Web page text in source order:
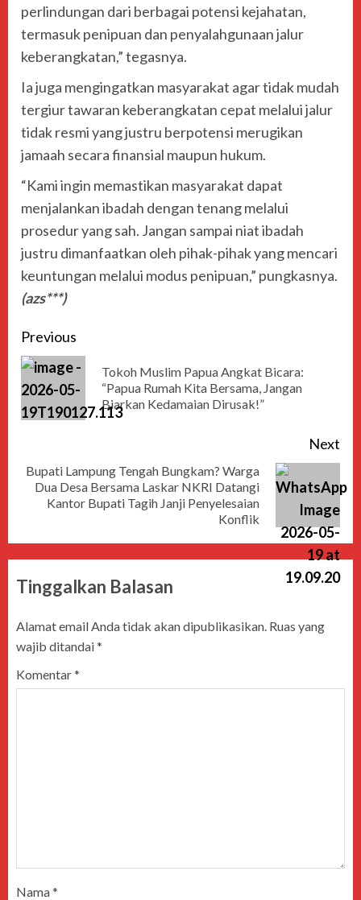
perlindungan dari berbagai potensi kejahatan,
termasuk penipuan dan penyalahgunaan jalur
keberangkatan,” tegasnya.
Ia juga mengingatkan masyarakat agar tidak mudah
tergiur tawaran keberangkatan cepat melalui jalur
tidak resmi yang justru berpotensi merugikan
jamaah secara finansial maupun hukum.
“Kami ingin memastikan masyarakat dapat
menjalankan ibadah dengan tenang melalui
prosedur yang sah. Jangan sampai niat ibadah
justru dimanfaatkan oleh pihak-pihak yang mencari
keuntungan melalui modus penipuan,” pungkasnya.
(azs***)
Previous
Tokoh Muslim Papua Angkat Bicara:
“Papua Rumah Kita Bersama, Jangan
Biarkan Kedamaian Dirusak!”
Next
Bupati Lampung Tengah Bungkam? Warga
Dua Desa Bersama Laskar NKRI Datangi
Kantor Bupati Tagih Janji Penyelesaian
Konflik
Tinggalkan Balasan
Alamat email Anda tidak akan dipublikasikan. Ruas yang
wajib ditandai*
Komentar*
Nama*